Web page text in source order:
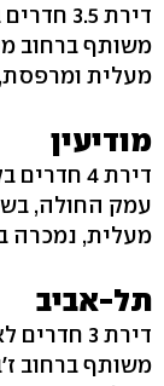
מעלית ומרפסת, הושכרה
מודיעין
דירת 4
מעלית, נמכרה ב-1.615 מיליון
תל-אביב
דירת 3